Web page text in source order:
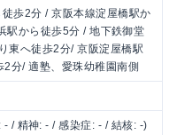
歩2分 / 京阪本線淀屋橋駅か
駅から徒歩5分 / 地下鉄御堂
東へ徒歩2分/ 京阪淀屋橋駅
分/ 適塾、愛珠幼稚園南側
/ 精神: - / 感染症: - / 結核: -)